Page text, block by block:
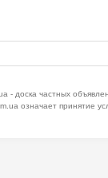
- доска частных
означает принятие